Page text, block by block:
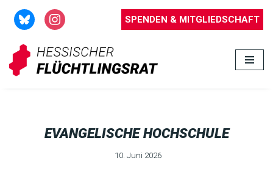
Zum
Inhalt
springen
SPENDEN & MITGLIEDSCHAFT
EVANGELISCHE HOCHSCHULE
10. Juni 2026